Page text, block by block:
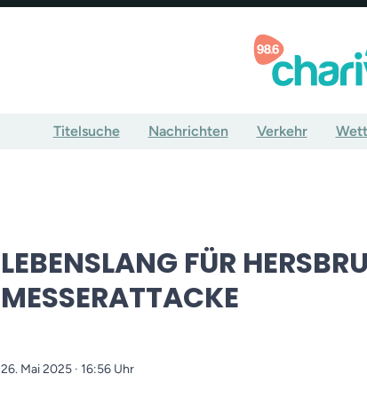
Titelsuche Nachrichten Verkehr
LEBENSLANG FÜR
MESSERATTACKE
26. Mai 2025 · 16:56 Uhr